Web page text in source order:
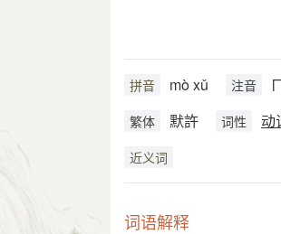
拼音 mò xǔ 注音
繁体 默許 词性 动
近义词
词语解释